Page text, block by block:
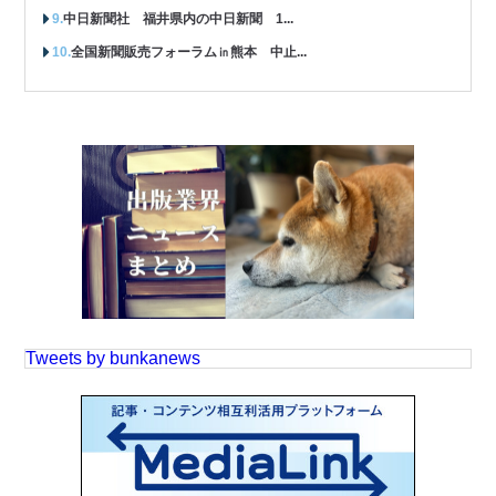
中日新聞社 福井県内の中日新聞 1...
全国新聞販売フォーラム㏌熊本 中止...
Tweets by bunkanews